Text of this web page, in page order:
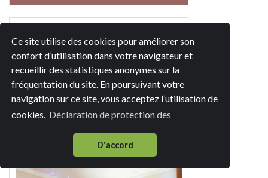
Ce site utilise des cookies pour améliorer son
confort d’utilisation dans votre navigateur et
recueillir des statistiques anonymes sur la
fréquentation du site. En poursuivant votre
navigation sur ce site, vous acceptez l’utilisation de
cookies. Déclaration de protection des
D'accord
Plafond tendu dans la cuisine